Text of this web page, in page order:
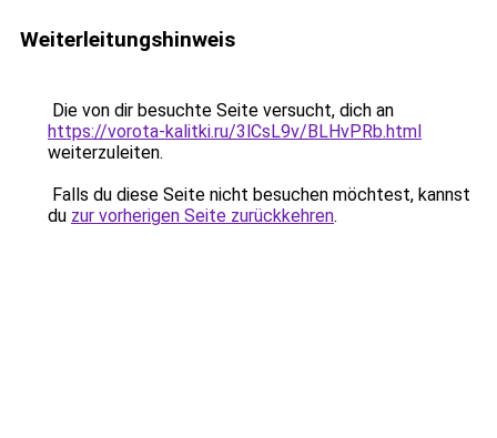
Weiterleitungshinweis
Die von dir besuchte Seite versucht, dich an
https://vorota-kalitki.ru/3lCsL9v/BLHvPRb.html
weiterzuleiten.
Falls du diese Seite nicht besuchen möchtest, kannst
du zur vorherigen Seite zurückkehren.